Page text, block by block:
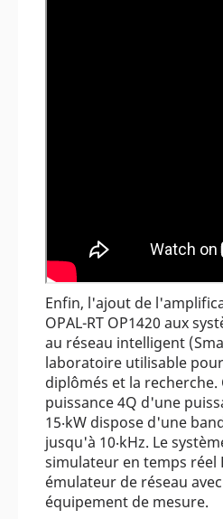
Enfin, l'ajout de
OPAL-RT OP1420 aux
au réseau intelligent
laboratoire utilisable
diplômés et la
puissance 4Q d'une
15‧kW dispose d'une
jusqu'à 10‧kHz. Le
simulateur en temps réel
émulateur de réseau
équipement de mesure.